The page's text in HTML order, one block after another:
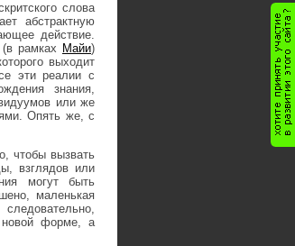
слова
абстрактную
действие.
рамках Майи)
выходит
эти реалии с
знания,
или же
Опять же, с
чтобы вызвать
взглядов или
могут быть
маленькая
новой форме, а